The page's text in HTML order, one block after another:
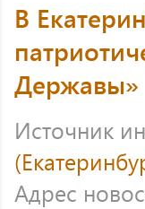
В
Державы»
Источник
Адрес